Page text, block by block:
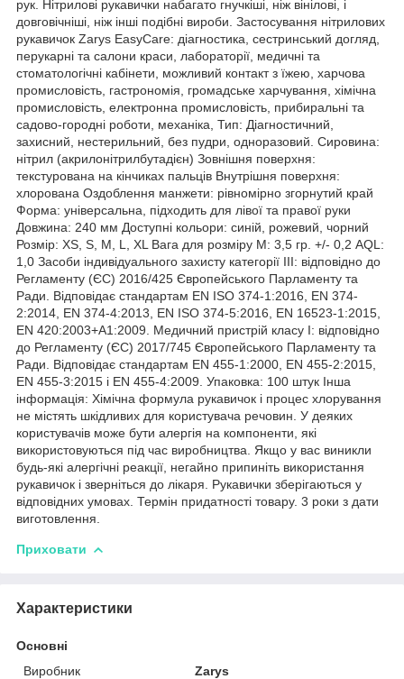
рук. Нітрилові рукавички набагато гнучкіші, ніж вінілові, і
довговічніші, ніж інші подібні вироби. Застосування нітрилових
рукавичок Zarys EasyCare: діагностика, сестринський догляд,
перукарні та салони краси, лабораторії, медичні та
стоматологічні кабінети, можливий контакт з їжею, харчова
промисловість, гастрономія, громадське харчування, хімічна
промисловість, електронна промисловість, прибиральні та
садово-городні роботи, механіка, Тип: Діагностичний,
захисний, нестерильний, без пудри, одноразовий. Сировина:
нітрил (акрилонітрилбутадієн) Зовнішня поверхня:
текстурована на кінчиках пальців Внутрішня поверхня:
хлорована Оздоблення манжети: рівномірно згорнутий край
Форма: універсальна, підходить для лівої та правої руки
Довжина: 240 мм Доступні кольори: синій, рожевий, чорний
Розмір: ХS, S, M, L, XL Вага для розміру M: 3,5 гр. +/- 0,2 AQL:
1,0 Засоби індивідуального захисту категорії III: відповідно до
Регламенту (ЄС) 2016/425 Європейського Парламенту та
Ради. Відповідає стандартам EN ISO 374-1:2016, EN 374-
2:2014, EN 374-4:2013, EN ISO 374-5:2016, EN 16523-1:2015,
EN 420:2003+A1:2009. Медичний пристрій класу I: відповідно
до Регламенту (ЄС) 2017/745 Європейського Парламенту та
Ради. Відповідає стандартам EN 455-1:2000, EN 455-2:2015,
EN 455-3:2015 і EN 455-4:2009. Упаковка: 100 штук Інша
інформація: Хімічна формула рукавичок і процес хлорування
не містять шкідливих для користувача речовин. У деяких
користувачів може бути алергія на компоненти, які
використовуються під час виробництва. Якщо у вас виникли
будь-які алергічні реакції, негайно припиніть використання
рукавичок і зверніться до лікаря. Рукавички зберігаються у
відповідних умовах. Термін придатності товару. 3 роки з дати
виготовлення.
Приховати
Характеристики
Основні
Виробник
Zarys